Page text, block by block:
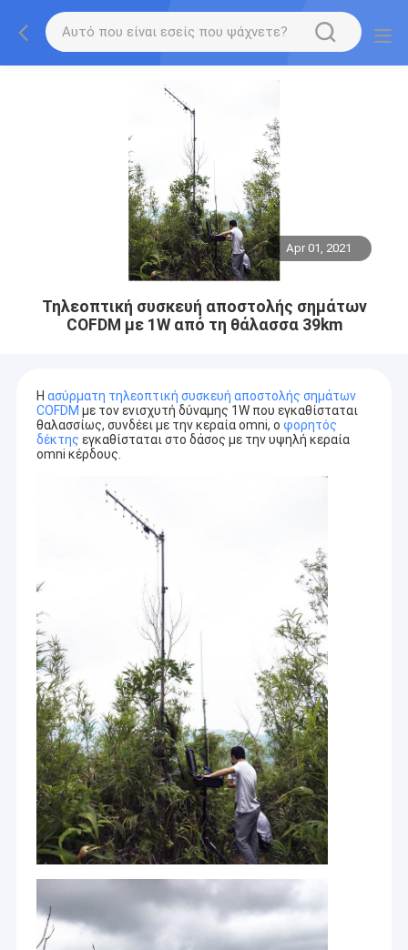
Apr 01, 2021
Τηλεοπτική συσκευή αποστολής σημάτων
COFDM με 1W από τη θάλασσα 39km
Η ασύρματη τηλεοπτική συσκευή αποστολής σημάτων
COFDM με τον ενισχυτή δύναμης 1W που εγκαθίσταται
θαλασσίως, συνδέει με την κεραία omni, ο φορητός
δέκτης εγκαθίσταται στο δάσος με την υψηλή κεραία
omni κέρδους.